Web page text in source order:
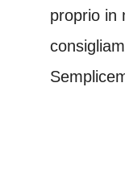
proprio in